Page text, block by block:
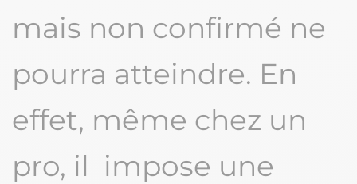
mais non confirmé ne
pourra atteindre. En
effet, même chez un
pro, il impose une